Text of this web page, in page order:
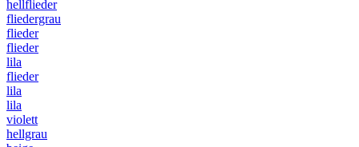
hellflieder
fliedergrau
flieder
flieder
lila
flieder
lila
lila
violett
hellgrau